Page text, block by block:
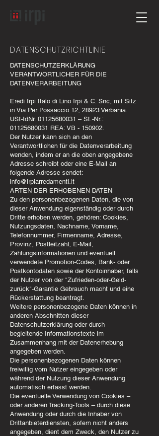
DATENSCHUTZRICHTLINIE
DATENSCHUTZERKLÄRUNG
VERANTWORTLICHER FÜR DIE
DATENVERARBEITUNG
Eredi Irpi Italo di Lino Irpi & C. Snc, mit Sitz
in Via Per Possaccio 12, 28923 Verbania.
USt-IdNr. 01125680031 – St.-Nr.:
01125680031 REA: VB - 150902.
Der Nutzer kann sich an den
Verantwortlichen für die Datenverarbeitung
wenden, indem er an die oben angegebene
Adresse schreibt oder eine E-Mail an
folgende Adresse sendet:
info@irpiarredamenti.it
ARTEN DER ERHOBENEN DATEN
Zu den personenbezogenen Daten, die von
dieser Anwendung eigenständig oder durch
Dritte erhoben werden, gehören: Cookies,
Nutzungsdaten, Nachname, Vorname,
Telefonnummer, Firmenname, Adresse,
Provinz, Postleitzahl, E-Mail,
Zahlungsinformationen und eventuell
verwendete Promotion-Codes, Bank- oder
Postkontodaten sowie der Kontoinhaber, falls
der Nutzer von der "Zufrieden-oder-Geld-
zurück"-Garantie Gebrauch macht und eine
Rückerstattung beantragt.
Weitere personenbezogene Daten können in
anderen Abschnitten dieser
Datenschutzerklärung oder durch
begleitende Informationstexte im
Zusammenhang mit der Datenerhebung
angegeben werden.
Die personenbezogenen Daten können
freiwillig vom Nutzer eingegeben oder
während der Nutzung dieser Anwendung
automatisch erfasst werden.
Die eventuelle Verwendung von Cookies –
oder anderen Tracking-Tools – durch diese
Anwendung oder durch die Inhaber von
Drittanbieterdiensten, sofern nicht anders
angegeben, dient dem Zweck, den Nutzer zu